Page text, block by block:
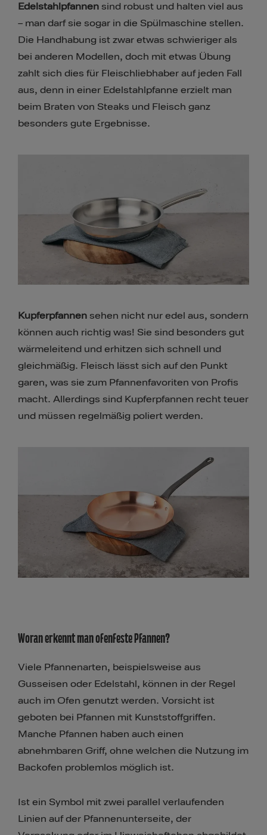
Edelstahlpfannen sind robust und halten viel aus
– man darf sie sogar in die Spülmaschine stellen.
Die Handhabung ist zwar etwas schwieriger als
bei anderen Modellen, doch mit etwas Übung
zahlt sich dies für Fleischliebhaber auf jeden Fall
aus, denn in einer Edelstahlpfanne erzielt man
beim Braten von Steaks und Fleisch ganz
besonders gute Ergebnisse.
Kupferpfannen sehen nicht nur edel aus, sondern
können auch richtig was! Sie sind besonders gut
wärmeleitend und erhitzen sich schnell und
gleichmäßig. Fleisch lässt sich auf den Punkt
garen, was sie zum Pfannenfavoriten von Profis
macht. Allerdings sind Kupferpfannen recht teuer
und müssen regelmäßig poliert werden.
Woran erkennt man ofenfeste Pfannen?
Viele Pfannenarten, beispielsweise aus
Gusseisen oder Edelstahl, können in der Regel
auch im Ofen genutzt werden. Vorsicht ist
geboten bei Pfannen mit Kunststoffgriffen.
Manche Pfannen haben auch einen
abnehmbaren Griff, ohne welchen die Nutzung im
Backofen problemlos möglich ist.
Ist ein Symbol mit zwei parallel verlaufenden
Linien auf der Pfannenunterseite, der